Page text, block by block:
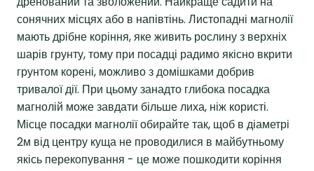
сонячних місцях або в напівтінь. Листопадні магнолії
мають дрібне коріння, яке живить рослину з верхніх
шарів грунту, тому при посадці радимо якісно вкрити
грунтом корені, можливо з домішками добрив
тривалої дії. При цьому занадто глибока посадка
магнолій може завдати більше лиха, ніж користі.
Місце посадки магнолії обирайте так, щоб в діаметрі
2м від центру куща не проводилися в майбутньому
якісь перекопування - це може пошкодити коріння